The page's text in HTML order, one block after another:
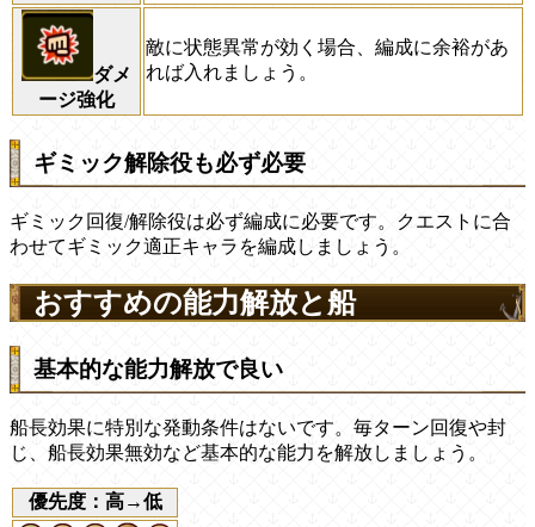
ダメ
ージ強化
敵に状態異常が効く場合、編成に余裕があ
れば入れましょう。
ギミック解除役も必ず必要
ギミック回復/解除役は必ず編成に必要です。クエストに合
わせてギミック適正キャラを編成しましょう。
おすすめの能力解放と船
基本的な能力解放で良い
船長効果に特別な発動条件はないです。毎ターン回復や封
じ、船長効果無効など基本的な能力を解放しましょう。
優先度：高→低